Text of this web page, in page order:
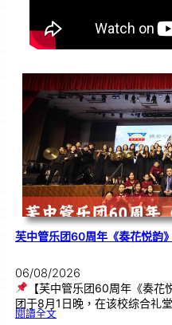
芙中管乐团60周年《奏花悦韵
06/08/2026
【芙中管乐团60周年《奏
团于8月1日晚，在该校综合礼
閱讀全文:芙